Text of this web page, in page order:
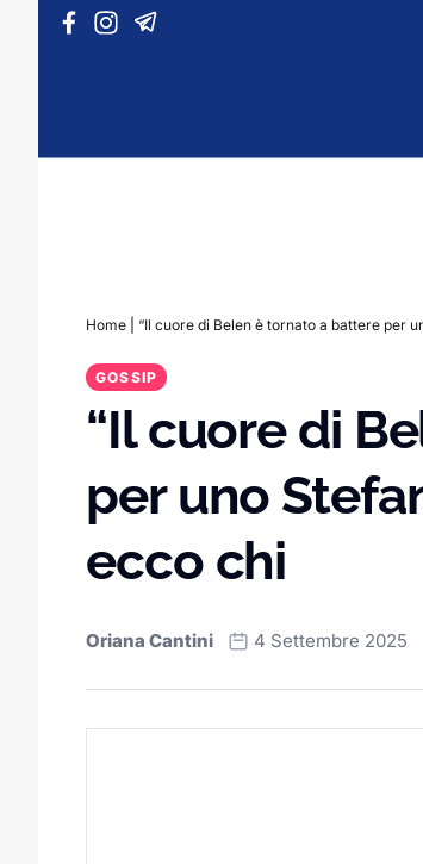
Vai al contenuto
Home “Il cuore di Belen è tornato a battere per
GOSSIP
“Il cuore di
per uno
ecco chi
Oriana Cantini 4 Settembre 2025